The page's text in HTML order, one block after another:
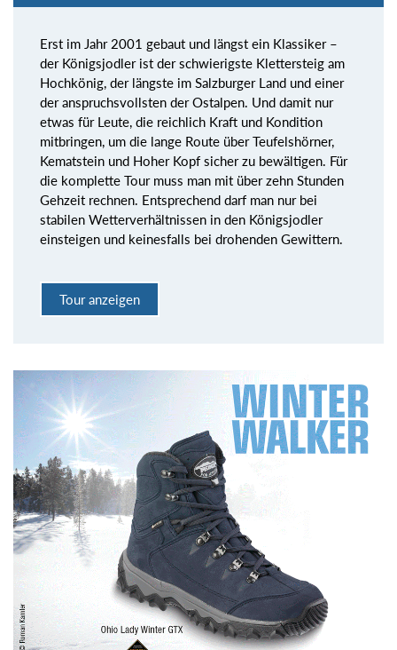
Erst im Jahr 2001 gebaut und längst ein Klassiker –
der Königsjodler ist der schwierigste Klettersteig am
Hochkönig, der längste im Salzburger Land und einer
der anspruchsvollsten der Ostalpen. Und damit nur
etwas für Leute, die reichlich Kraft und Kondition
mitbringen, um die lange Route über Teufelshörner,
Kematstein und Hoher Kopf sicher zu bewältigen. Für
die komplette Tour muss man mit über zehn Stunden
Gehzeit rechnen. Entsprechend darf man nur bei
stabilen Wetterverhältnissen in den Königsjodler
einsteigen und keinesfalls bei drohenden Gewittern.
Tour anzeigen